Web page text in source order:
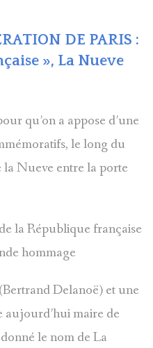
DE PARIS :
», La Nueve
qu’on a appose d’une
le long du
Nueve entre la porte
la République française
hommage
Delanoë) et une
aujourd’hui maire de
le nom de La